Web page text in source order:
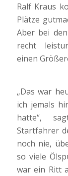
Ralf Kraus
Plätze
Aber bei
recht
einen
„Das war
ich jemals
hatte“,
Startfahrer
noch nie,
so viele
war ein Ritt